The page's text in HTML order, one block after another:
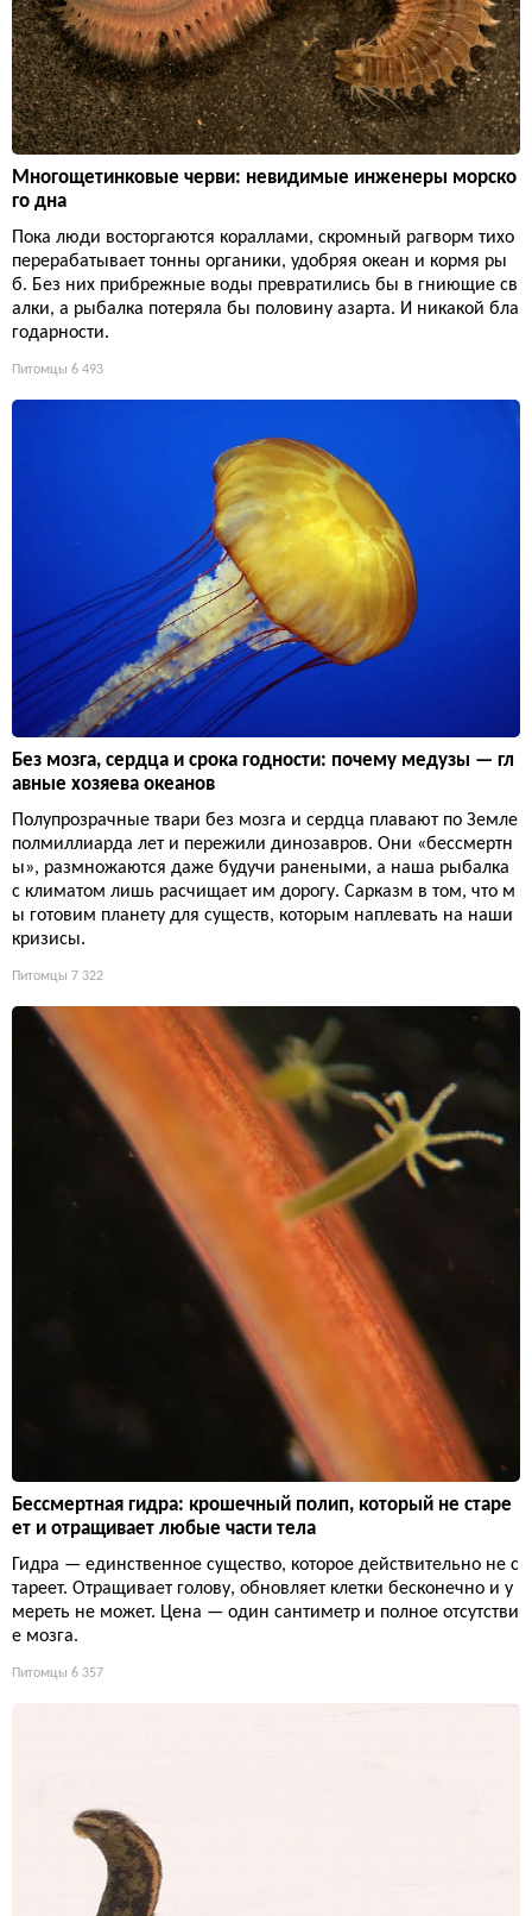
Многощетинковые черви: невидимые инженеры морско
го дна
Пока люди восторгаются кораллами, скромный рагворм тихо
перерабатывает тонны органики, удобряя океан и кормя ры
б. Без них прибрежные воды превратились бы в гниющие св
алки, а рыбалка потеряла бы половину азарта. И никакой бла
годарности.
Питомцы 6 493
Без мозга, сердца и срока годности: почему медузы — гл
авные хозяева океанов
Полупрозрачные твари без мозга и сердца плавают по Земле
полмиллиарда лет и пережили динозавров. Они «бессмертн
ы», размножаются даже будучи ранеными, а наша рыбалка
с климатом лишь расчищает им дорогу. Сарказм в том, что м
ы готовим планету для существ, которым наплевать на наши
кризисы.
Питомцы 7 322
Бессмертная гидра: крошечный полип, который не старе
ет и отращивает любые части тела
Гидра — единственное существо, которое действительно не с
тареет. Отращивает голову, обновляет клетки бесконечно и у
мереть не может. Цена — один сантиметр и полное отсутстви
е мозга.
Питомцы 6 357